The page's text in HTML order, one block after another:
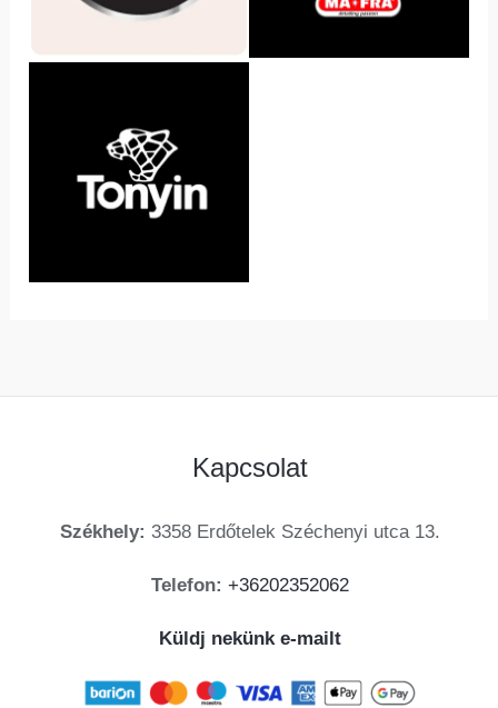
Kapcsolat
Székhely: 3358 Erdőtelek Széchenyi utca 13.
Telefon: +36202352062
Küldj nekünk e-mailt